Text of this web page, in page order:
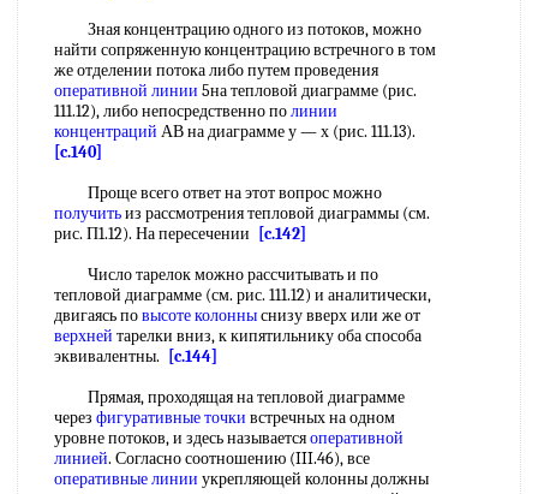
Зная концентрацию одного из потоков, можно
найти сопряженную концентрацию встречного в том
же отделении потока либо путем проведения
оперативной линии 5на тепловой диаграмме (рис.
111.12), либо непосредственно полинии
концентраций АВ на диаграмме у — х (рис. 111.13).
[c.140]
Проще всего ответ на этот вопрос можно
получитьиз рассмотрения тепловой диаграммы (см.
рис. П1.12). На пересечении
[c.142]
Число тарелок можно рассчитывать и по
тепловой диаграмме (см. рис. 111.12) и аналитически,
двигаясь повысоте колонныснизу вверх или же от
верхней тарелки вниз, к кипятильнику оба способа
эквивалентны.
[c.144]
Прямая, проходящая на тепловой диаграмме
через фигуративные точки встречных на одном
уровне потоков, и здесь называетсяоперативной
линией. Согласно соотношению (III.46), все
оперативные линии укрепляющей колонны должны